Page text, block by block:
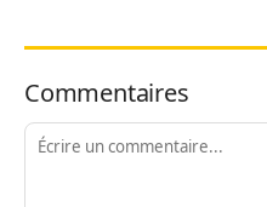
Commentaires